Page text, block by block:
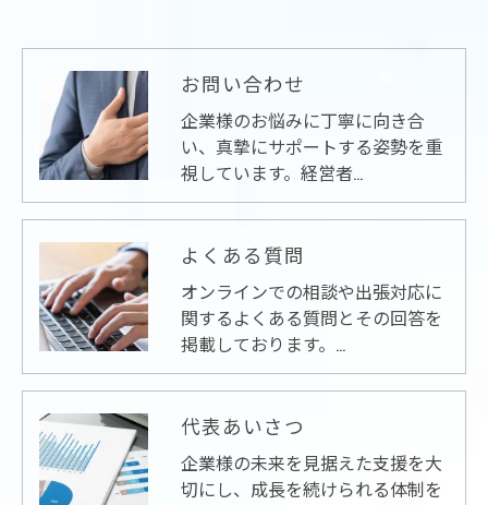
お問い合わせ
企業様のお悩みに丁寧に向き合
い、真摯にサポートする姿勢を重
視しています。経営者…
よくある質問
オンラインでの相談や出張対応に
関するよくある質問とその回答を
掲載しております。…
代表あいさつ
企業様の未来を見据えた支援を大
切にし、成長を続けられる体制を